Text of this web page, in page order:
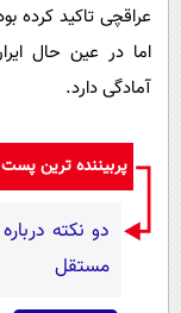
عراقچی تاکید کرده
اما در عین حال
آمادگی دارد.
پربیننده ترین
دو نکته
مستقل